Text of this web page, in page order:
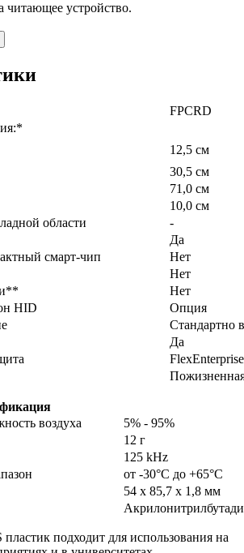
читающее устройство.
FPCRD
12,5 см
30,5 см
71,0 см
10,0 см
области
-
Да
смарт-чип
Нет
Нет
Нет
HID
Опция
Стандартно
Да
FlexEnterprise
воздуха
5% - 95%
12 г
125 kHz
от -30°С до +65°С
54 х 85,7 х 1,8 мм
подходит для использования на